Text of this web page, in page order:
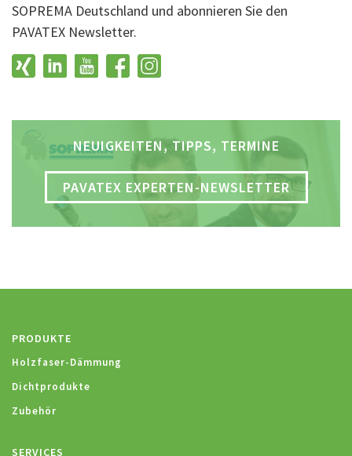
SOPREMA Deutschland und abonnieren Sie den
PAVATEX Newsletter.
NEUIGKEITEN, TIPPS, TERMINE
PAVATEX EXPERTEN-NEWSLETTER
PRODUKTE
Holzfaser-Dämmung
Dichtprodukte
Zubehör
SERVICES